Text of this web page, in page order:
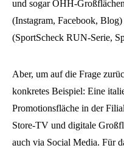
und sogar OHH-
(Instagram, Facebook,
(SportScheck RUN-Serie,
Aber, um auf die Frage
konkretes Beispiel: Eine
Promotionsfläche in der
Store-TV und digitale
auch via Social Media. Für